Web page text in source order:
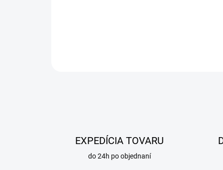
EXPEDÍCIA TOVARU
do 24h po objednaní